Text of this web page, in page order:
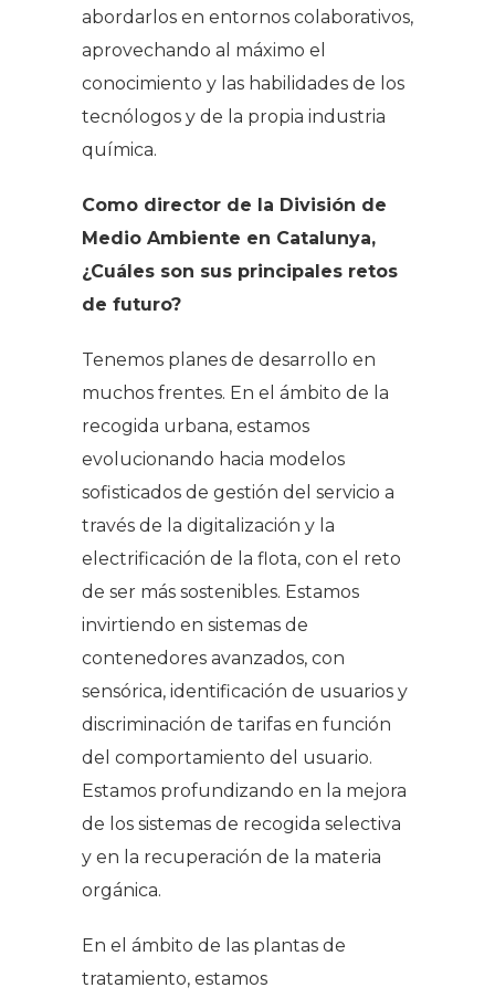
abordarlos en entornos colaborativos,
aprovechando al máximo el
conocimiento y las habilidades de los
tecnólogos y de la propia industria
química.
Como director de la División de
Medio Ambiente en Catalunya,
¿Cuáles son sus principales retos
de futuro?
Tenemos planes de desarrollo en
muchos frentes. En el ámbito de la
recogida urbana, estamos
evolucionando hacia modelos
sofisticados de gestión del servicio a
través de la digitalización y la
electrificación de la flota, con el reto
de ser más sostenibles. Estamos
invirtiendo en sistemas de
contenedores avanzados, con
sensórica, identificación de usuarios y
discriminación de tarifas en función
del comportamiento del usuario.
Estamos profundizando en la mejora
de los sistemas de recogida selectiva
y en la recuperación de la materia
orgánica.
En el ámbito de las plantas de
tratamiento, estamos